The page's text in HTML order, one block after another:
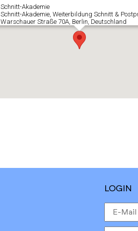
Schnitt-Akademie
Schnitt-Akademie, Weiterbildung Schnitt &
Warschauer Straße 70A, Berlin, Deutschland
LOGIN